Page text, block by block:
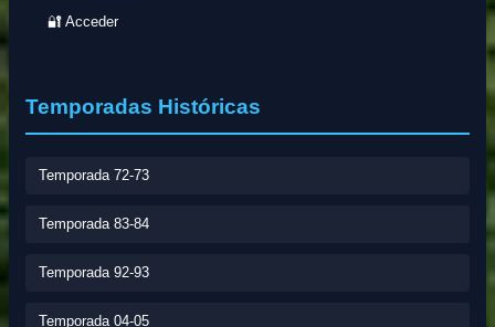
🔐 Acceder
Temporadas Históricas
Temporada 72-73
Temporada 83-84
Temporada 92-93
Temporada 04-05